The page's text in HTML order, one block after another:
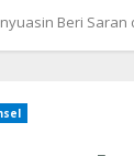
Beri Saran